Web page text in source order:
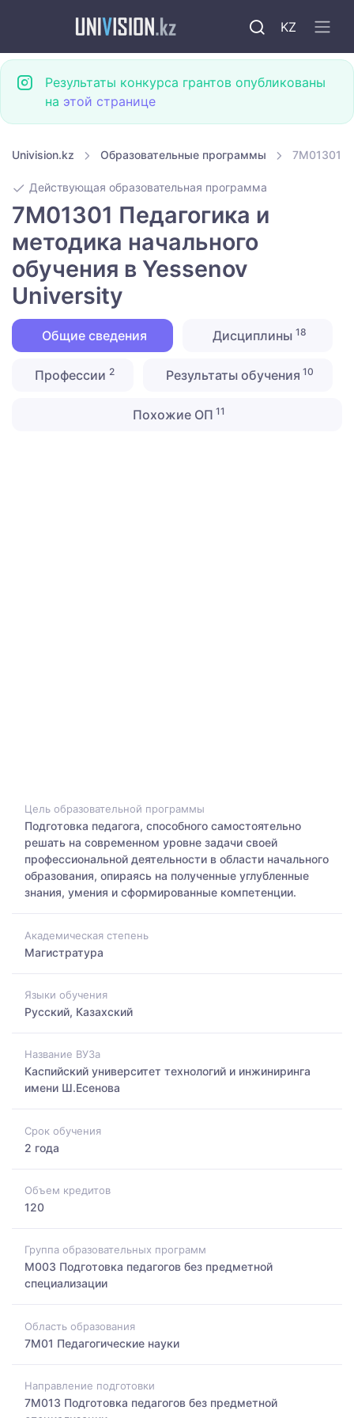
KZ
Результаты конкурса грантов опубликованы
на этой странице
Univision.kz Образовательные программы 7M01301
Действующая образовательная программа
7M01301 Педагогика и
методика начального
обучения в Yessenov
University
Общие сведения Дисциплины 18
Профессии 2 Результаты обучения 10
Похожие ОП 11
Цель образовательной программы
Подготовка педагога, способного самостоятельно
решать на современном уровне задачи своей
профессиональной деятельности в области начального
образования, опираясь на полученные углубленные
знания, умения и сформированные компетенции.
Академическая степень
Магистратура
Языки обучения
Русский, Казахский
Название ВУЗа
Каспийский университет технологий и инжиниринга
имени Ш.Есенова
Срок обучения
2 года
Объем кредитов
120
Группа образовательных программ
M003 Подготовка педагогов без предметной
специализации
Область образования
7M01 Педагогические науки
Направление подготовки
7M013 Подготовка педагогов без предметной